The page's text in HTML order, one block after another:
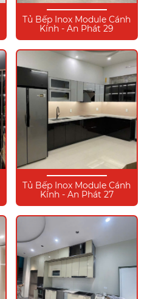
Tủ Bếp Inox Module Cánh
Kính - An Phát 29
Tủ Bếp Inox Module Cánh
Kính - An Phát 27